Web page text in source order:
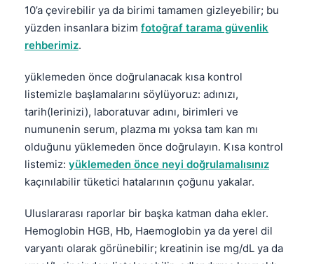
10’a çevirebilir ya da birimi tamamen gizleyebilir; bu
yüzden insanlara bizim fotoğraf tarama güvenlik
rehberimiz.
yüklemeden önce doğrulanacak kısa kontrol
listemizle başlamalarını söylüyoruz: adınızı,
tarih(lerinizi), laboratuvar adını, birimleri ve
numunenin serum, plazma mı yoksa tam kan mı
olduğunu yüklemeden önce doğrulayın. Kısa kontrol
listemiz: yüklemeden önce neyi doğrulamalısınız
kaçınılabilir tüketici hatalarının çoğunu yakalar.
Uluslararası raporlar bir başka katman daha ekler.
Hemoglobin HGB, Hb, Haemoglobin ya da yerel dil
varyantı olarak görünebilir; kreatinin ise mg/dL ya da
Íslenska
Српски језик
Bosanski
Azərbaycan dili
Eesti
日本語
Čeština
ქართული
Русский
Lietuvių kalba